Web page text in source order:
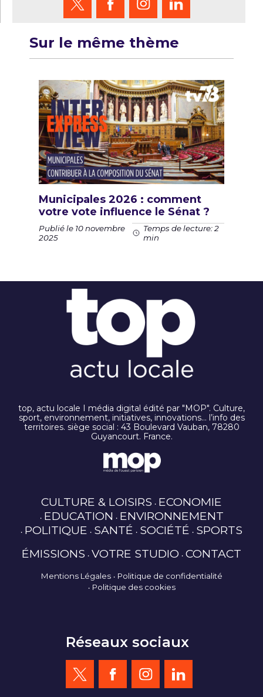
Sur le même thème
Municipales 2026 : comment
votre vote influence le Sénat ?
Publié le 10 novembre
2025
Temps de lecture: 2
min
top, actu locale I média digital édité par "MOP". Culture,
sport, environnement, initiatives, innovations… l’info des
territoires. siège social : 43 Boulevard Vauban, 78280
Guyancourt. France.
CULTURE & LOISIRS ECONOMIE
EDUCATION ENVIRONNEMENT
POLITIQUE SANTÉ SOCIÉTÉ SPORTS
ÉMISSIONS VOTRE STUDIO CONTACT
Mentions Légales
Politique de confidentialité
Politique des cookies
Réseaux sociaux